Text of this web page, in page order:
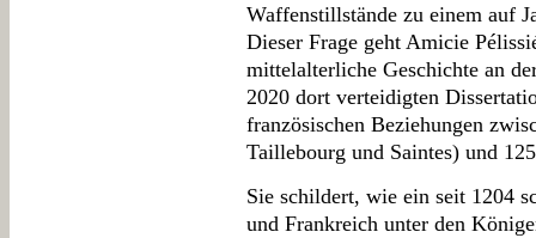
Waffenstillstände zu einem auf
Dieser Frage geht Amicie
mittelalterliche Geschichte an
2020 dort verteidigten
französischen Beziehungen
Taillebourg und Saintes) und
Sie schildert, wie ein seit 1204
und Frankreich unter den